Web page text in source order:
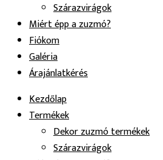
Szárazvirágok
Miért épp a zuzmó?
Fiókom
Galéria
Árajánlatkérés
Kezdőlap
Termékek
Dekor zuzmó termékek
Szárazvirágok